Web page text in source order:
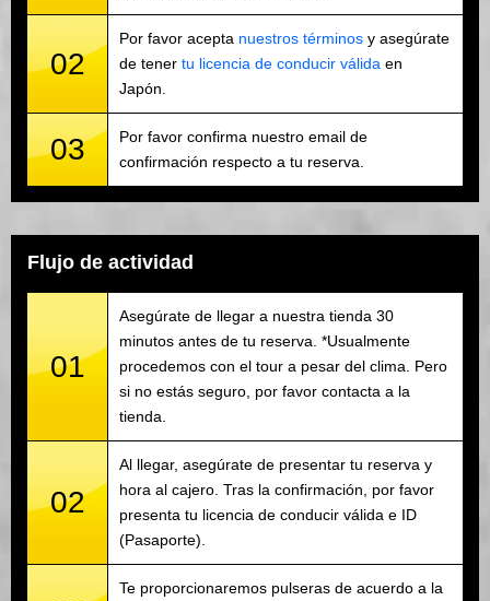
02
Por favor acepta nuestros términos y asegúrate
de tener tu licencia de conducir válida en
Japón.
03
Por favor confirma nuestro email de
confirmación respecto a tu reserva.
Flujo de actividad
01
Asegúrate de llegar a nuestra tienda 30
minutos antes de tu reserva. *Usualmente
procedemos con el tour a pesar del clima. Pero
si no estás seguro, por favor contacta a la
tienda.
02
Al llegar, asegúrate de presentar tu reserva y
hora al cajero. Tras la confirmación, por favor
presenta tu licencia de conducir válida e ID
(Pasaporte).
Te proporcionaremos pulseras de acuerdo a la